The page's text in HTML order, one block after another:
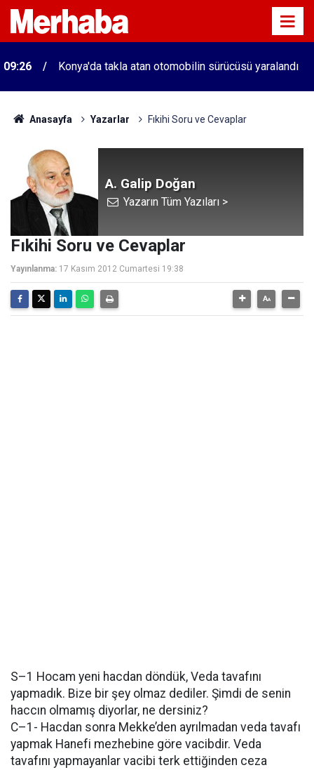
09:26 Konya'da takla atan otomobilin sürücüsü yaralandı
Anasayfa Yazarlar Fıkihi Soru ve Cevaplar
A. Galip Doğan
Yazarın Tüm Yazıları >
Fıkihi Soru ve Cevaplar
Yayınlanma: 17 Kasım 2012 Cumartesi 19:38
S–1 Hocam yeni hacdan döndük, Veda tavafını
yapmadık. Bize bir şey olmaz dediler. Şimdi de senin
haccın olmamış diyorlar, ne dersiniz?
C–1- Hacdan sonra Mekke’den ayrılmadan veda tavafı
yapmak Hanefi mezhebine göre vacibdir. Veda
tavafını yapmayanlar vacibi terk ettiğinden ceza